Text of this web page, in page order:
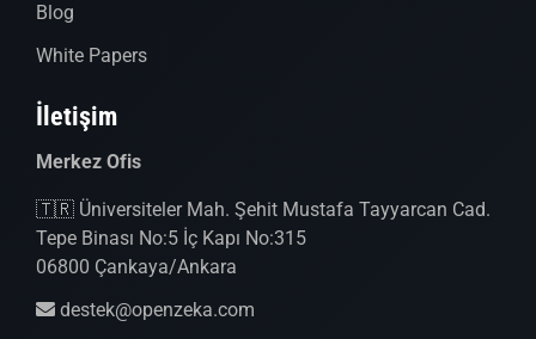
Blog
White Papers
İletişim
Merkez Ofis
🇹🇷 Üniversiteler Mah. Şehit Mustafa Tayyarcan Cad.
Tepe Binası No:5 İç Kapı No:315
06800 Çankaya/Ankara
destek@openzeka.com